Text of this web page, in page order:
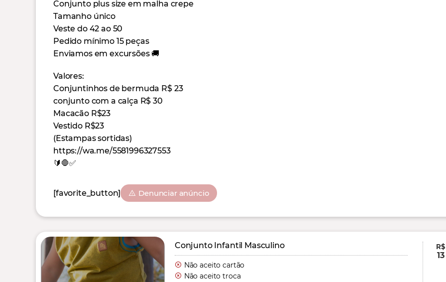
Conjunto plus size em malha crepe
Tamanho único
Veste do 42 ao 50
Pedido mínimo 15 peças
Enviamos em excursões 🚚
Valores:
Conjuntinhos de bermuda R$ 23
conjunto com a calça R$ 30
Macacão R$23
Vestido R$23
(Estampas sortidas)
https://wa.me/5581996327553
🔰🛑✅
[favorite_button] Denunciar anúncio
Conjunto Infantil Masculino
Não aceito cartão
Não aceito troca
R$
13